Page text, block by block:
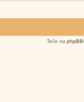
Teče na phpBB